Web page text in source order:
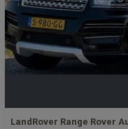
LandRover Range Rover